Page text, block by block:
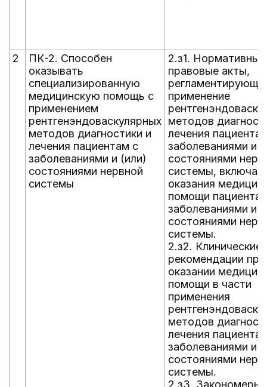
2
ПК-2. Способен
оказывать
специализированную
медицинскую помощь с
применением
рентгенэндоваскулярных
методов диагностики и
лечения пациентам с
заболеваниями и (или)
состояниями нервной
системы
2.з1. Нормативные
правовые акты,
применение
методов
лечения
заболеваниями и
состояниями
системы, включая
оказания
помощи
заболеваниями и
состояниями
системы.
2.з2. Клинические
рекомендации при
оказании
помощи в части
применения
методов
лечения
заболеваниями и
состояниями
системы.
2.з3.